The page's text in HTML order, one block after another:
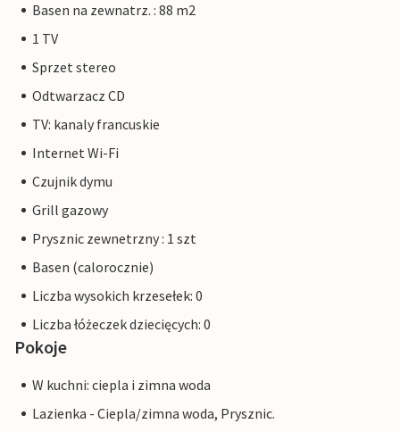
Basen na zewnatrz. : 88 m2
1 TV
Sprzet stereo
Odtwarzacz CD
TV: kanaly francuskie
Internet Wi-Fi
Czujnik dymu
Grill gazowy
Prysznic zewnetrzny : 1 szt
Basen (calorocznie)
Liczba wysokich krzesełek: 0
Liczba łóżeczek dziecięcych: 0
Pokoje
W kuchni: ciepla i zimna woda
Lazienka - Ciepla/zimna woda, Prysznic.